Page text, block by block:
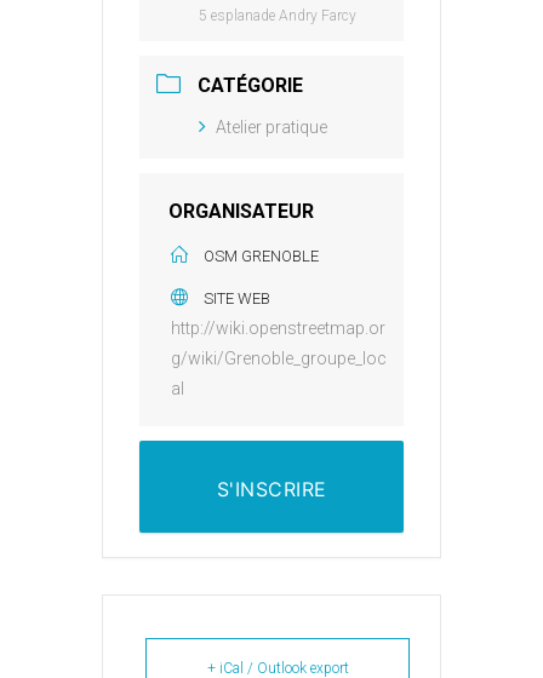
5 esplanade Andry Farcy
CATÉGORIE
Atelier pratique
ORGANISATEUR
OSM GRENOBLE
SITE WEB
http://wiki.openstreetmap.or
g/wiki/Grenoble_groupe_loc
al
S'INSCRIRE
+ iCal / Outlook export